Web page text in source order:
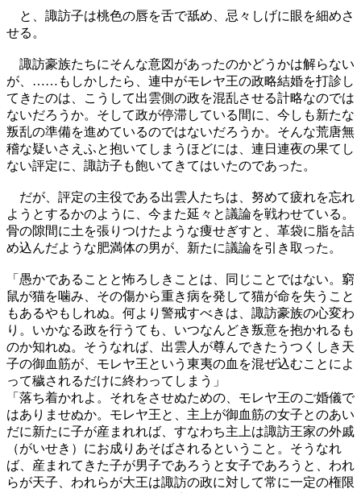
と、諏訪子は桃色の唇を舌で舐め、忌々しげに眼を細めさ
せる。
諏訪豪族たちにそんな意図があったのかどうかは解らない
が、……もしかしたら、連中がモレヤ王の政略結婚を打診し
てきたのは、こうして出雲側の政を混乱させる計略なのでは
ないだろうか。そして政が停滞している間に、今しも新たな
叛乱の準備を進めているのではないだろうか。そんな荒唐無
稽な疑いさえふと抱いてしまうほどには、連日連夜の果てし
ない評定に、諏訪子も飽いてきてはいたのであった。
だが、評定の主役である出雲人たちは、努めて疲れを忘れ
ようとするかのように、今また延々と議論を戦わせている。
骨の隙間に土を張りつけたような痩せぎすと、革袋に脂を詰
め込んだような肥満体の男が、新たに議論を引き取った。
「愚かであることと怖ろしきことは、同じことではない。窮
鼠が猫を噛み、その傷から重き病を発して猫が命を失うこと
もあるやもしれぬ。何より警戒すべきは、諏訪豪族の心変わ
り。いかなる政を行うても、いつなんどき叛意を抱かれるも
のか知れぬ。そうなれば、出雲人が尊んできたうつくしき天
子の御血筋が、モレヤ王という東夷の血を混ぜ込むことによ
って穢されるだけに終わってしまう」
「落ち着かれよ。それをさせぬための、モレヤ王のご婚儀で
はありませぬか。モレヤ王と、主上が御血筋の女子とのあい
だに新たに子が産まれれば、すなわち主上は諏訪王家の外戚
（がいせき）にお成りあそばされるということ。そうなれ
ば、産まれてきた子が男子であろうと女子であろうと、われ
らが天子、われらが大王は諏訪の政に対して常に一定の権限